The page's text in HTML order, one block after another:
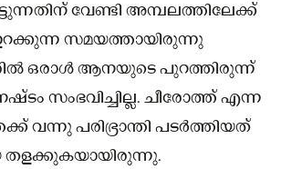
വേണ്ടി അമ്പലത്തിലേക്ക്
സമയത്തായിരുന്നു
ഒരാൾ ആനയുടെ പുറത്തിരുന്ന്
സംഭവിച്ചില്ല. ചീരോത്ത് എന്ന
വന്നു പരിഭ്രാന്തി പടർത്തിയത്